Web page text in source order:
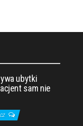
ubytki
sam nie